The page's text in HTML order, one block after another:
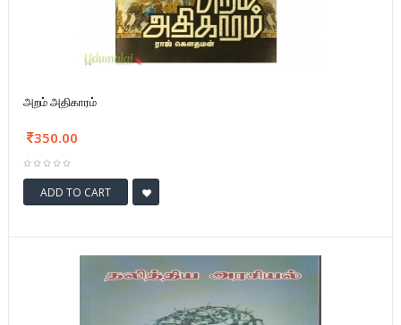
அறம் அதிகாரம்
350.00
ADD TO CART